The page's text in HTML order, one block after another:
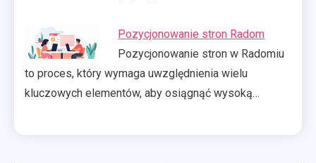
Pozycjonowanie stron Radom
Pozycjonowanie stron w Radomiu
to proces, który wymaga uwzględnienia wielu
kluczowych elementów, aby osiągnąć wysoką…